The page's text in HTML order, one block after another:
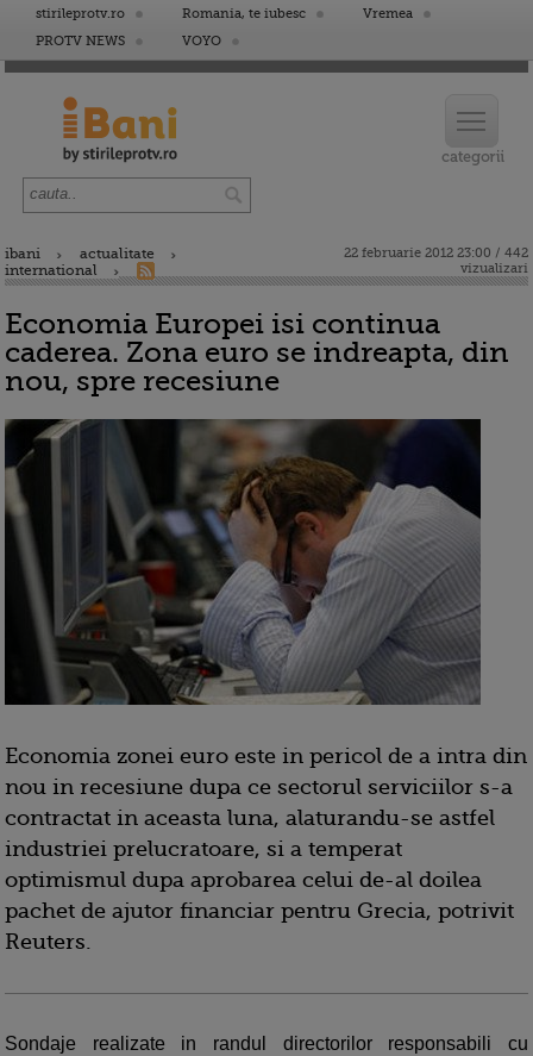
stirileprotv.ro Romania, te iubesc
Vremea
PROTV NEWS
VOYO
ibani
actualitate
international
22 februarie 2012 23:00 / 442
vizualizari
Economia Europei isi continua
caderea. Zona euro se indreapta, din
nou, spre recesiune
Economia zonei euro este in pericol de a intra din
nou in recesiune dupa ce sectorul serviciilor s-a
contractat in aceasta luna, alaturandu-se astfel
industriei prelucratoare, si a temperat
optimismul dupa aprobarea celui de-al doilea
pachet de ajutor financiar pentru Grecia, potrivit
Reuters.
Sondaje realizate in randul directorilor responsabili cu